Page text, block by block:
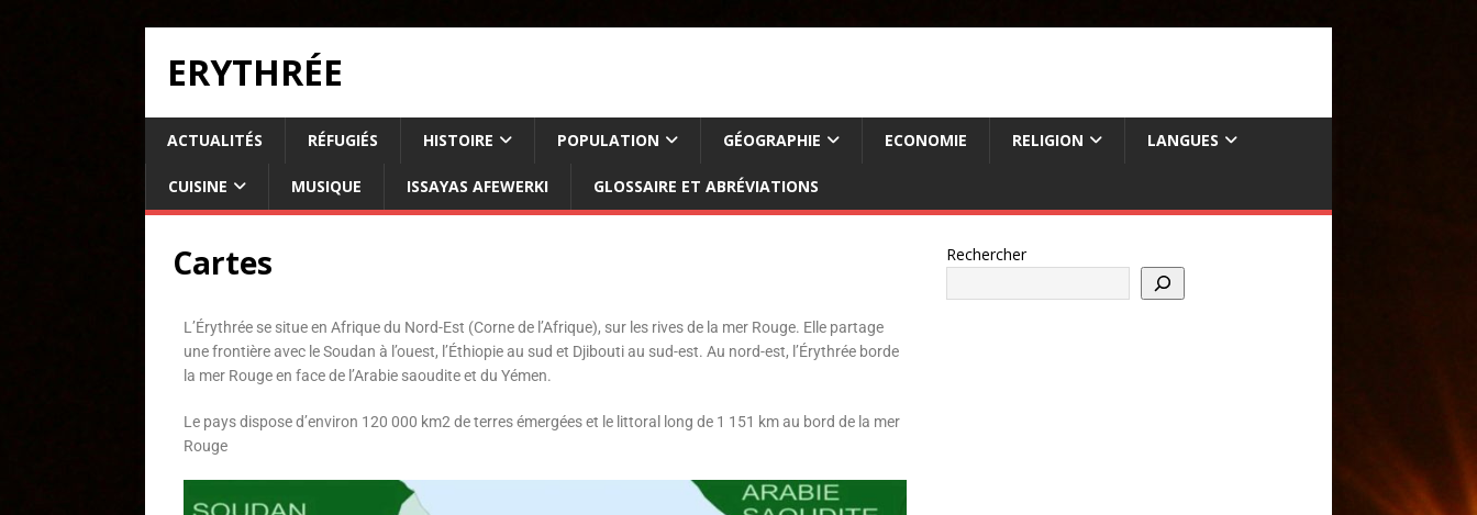
ERYTHRÉE
ACTUALITÉS RÉFUGIÉS HISTOIRE POPULATION GÉOGRAPHIE ECONOMIE RELIGION LANGUES
CUISINE MUSIQUE ISSAYAS AFEWERKI GLOSSAIRE ET ABRÉVIATIONS
Cartes
L’Érythrée se situe en Afrique du Nord-Est (Corne de l’Afrique), sur les rives de la mer Rouge. Elle partage
une frontière avec le Soudan à l’ouest, l’Éthiopie au sud et Djibouti au sud-est. Au nord-est, l’Érythrée borde
la mer Rouge en face de l’Arabie saoudite et du Yémen.
Le pays dispose d’environ 120 000 km2 de terres émergées et le littoral long de 1 151 km au bord de la mer
Rouge
Rechercher